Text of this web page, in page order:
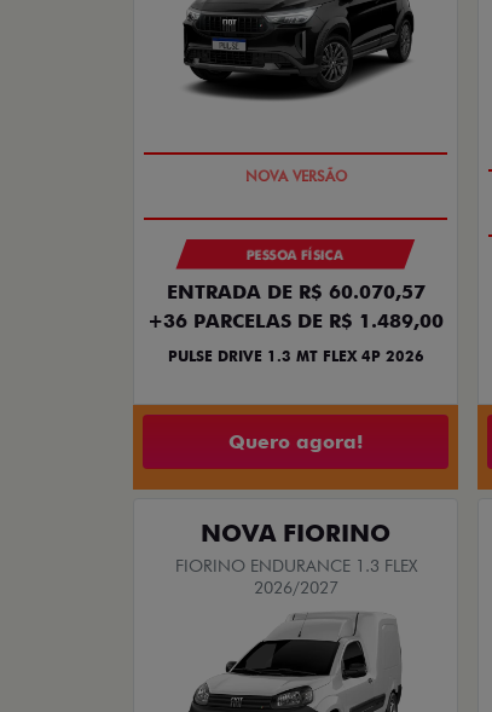
PREÇO IMPERDÍVEL
PESSOA FÍSICA
ENTRADA DE R$ 60.070,57
+36 PARCELAS DE R$ 1.489,00
PULSE DRIVE 1.3 MT FLEX 4P 2026
Quero agora!
NOVA FIORINO
FIORINO ENDURANCE 1.3 FLEX
2026/2027